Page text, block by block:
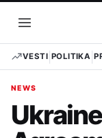
sadržaj
Otvori
meni
VESTI POLITIKA
NEWS